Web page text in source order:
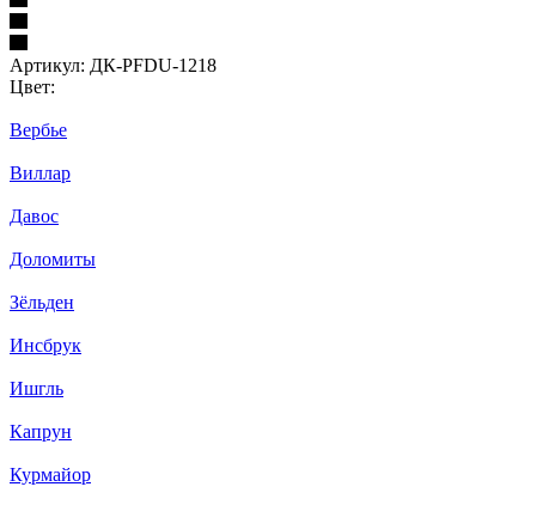
Артикул: ДК-PFDU-1218
Цвет:
Вербье
Виллар
Давос
Доломиты
Зёльден
Инсбрук
Ишгль
Капрун
Курмайор